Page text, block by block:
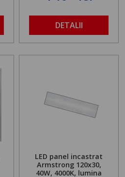
DETALII
LED panel incastrat
Armstrong 120x30,
40W, 4000K, lumina